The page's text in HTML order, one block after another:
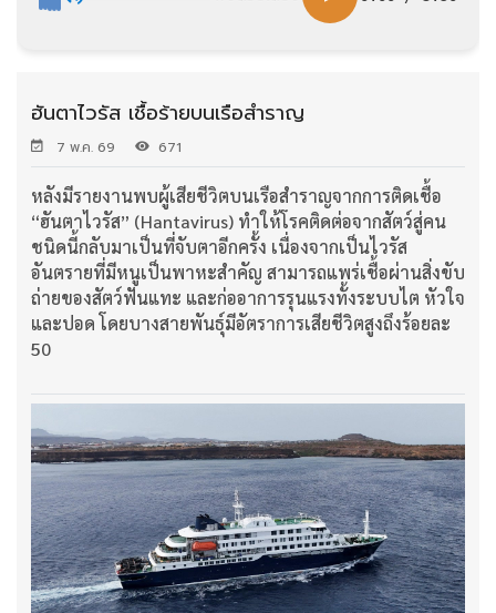
ฮันตาไวรัส เชื้อร้ายบนเรือสำราญ
7 พ.ค. 69 671
หลังมีรายงานพบผู้เสียชีวิตบนเรือสำราญจากการติดเชื้อ
“ฮันตาไวรัส” (Hantavirus) ทำให้โรคติดต่อจากสัตว์สู่คน
ชนิดนี้กลับมาเป็นที่จับตาอีกครั้ง เนื่องจากเป็นไวรัส
อันตรายที่มีหนูเป็นพาหะสำคัญ สามารถแพร่เชื้อผ่านสิ่งขับ
ถ่ายของสัตว์ฟันแทะ และก่ออาการรุนแรงทั้งระบบไต หัวใจ
และปอด โดยบางสายพันธุ์มีอัตราการเสียชีวิตสูงถึงร้อยละ
50